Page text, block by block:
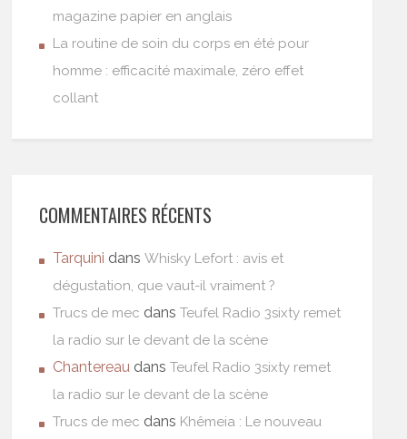
magazine papier en anglais
La routine de soin du corps en été pour
homme : efficacité maximale, zéro effet
collant
COMMENTAIRES RÉCENTS
Tarquini dansWhisky Lefort : avis et
dégustation, que vaut-il vraiment ?
Trucs de mec dansTeufel Radio 3sixty remet
la radio sur le devant de la scène
Chantereau dansTeufel Radio 3sixty remet
la radio sur le devant de la scène
Trucs de mec dans Khêmeia : Le nouveau